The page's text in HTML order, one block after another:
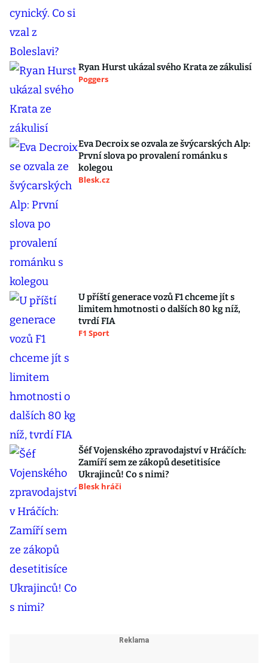
Ryan Hurst ukázal svého Krata ze zákulisí
Poggers
Eva Decroix se ozvala ze švýcarských Alp:
První slova po provalení románku s
kolegou
Blesk.cz
U příští generace vozů F1 chceme jít s
limitem hmotnosti o dalších 80 kg níž,
tvrdí FIA
F1 Sport
Šéf Vojenského zpravodajství v Hráčích:
Zamíří sem ze zákopů desetitisíce
Ukrajinců! Co s nimi?
Blesk hráči